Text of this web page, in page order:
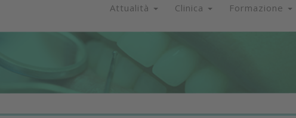
Attualità Clinica Formazione